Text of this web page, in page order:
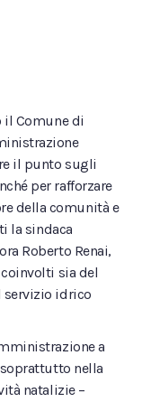
il Comune di
il punto sugli
per rafforzare
della comunità e
la sindaca
Roberto Renai,
sia del
servizio idrico
a
nella
natalizie –